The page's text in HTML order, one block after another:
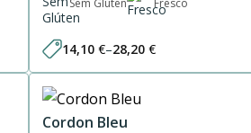
14,10 €–28,20 €
Price
range:
through
28,20 €
Cordon Bleu